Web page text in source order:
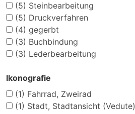
(5) Steinbearbeitung
(5) Druckverfahren
(4) gegerbt
(3) Buchbindung
(3) Lederbearbeitung
Ikonografie
(1) Fahrrad, Zweirad
(1) Stadt, Stadtansicht (Vedute)